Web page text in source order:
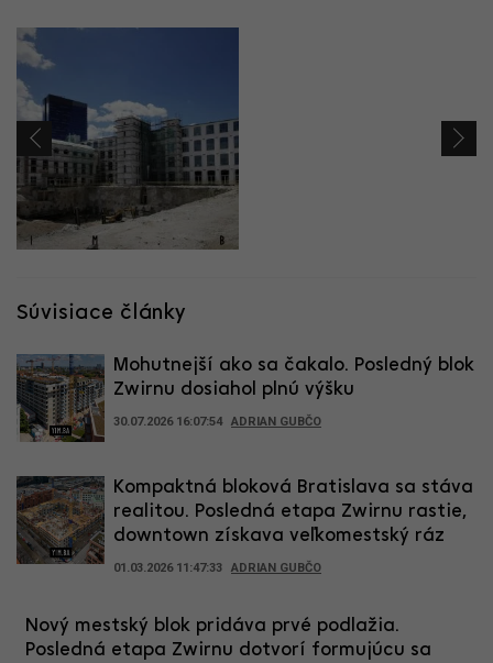
Súvisiace články
Mohutnejší ako sa čakalo. Posledný blok
Zwirnu dosiahol plnú výšku
30.07.2026 16:07:54 ADRIAN GUBČO
Kompaktná bloková Bratislava sa stáva
realitou. Posledná etapa Zwirnu rastie,
downtown získava veľkomestský ráz
01.03.2026 11:47:33 ADRIAN GUBČO
Nový mestský blok pridáva prvé podlažia.
Posledná etapa Zwirnu dotvorí formujúcu sa